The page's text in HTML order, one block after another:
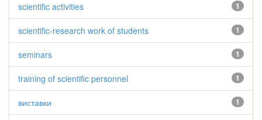
1
scientific activities
1
scientific-research work of students
1
seminars
1
training of scientific personnel
1
виставки